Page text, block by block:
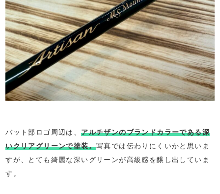
バット部ロゴ周辺は、アルチザンのブランドカラーである深
いクリアグリーンで塗装。写真では伝わりにくいかと思いま
すが、とても綺麗な深いグリーンが高級感を醸し出していま
す。